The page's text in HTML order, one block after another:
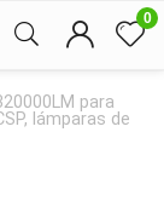
0
para
lámparas de